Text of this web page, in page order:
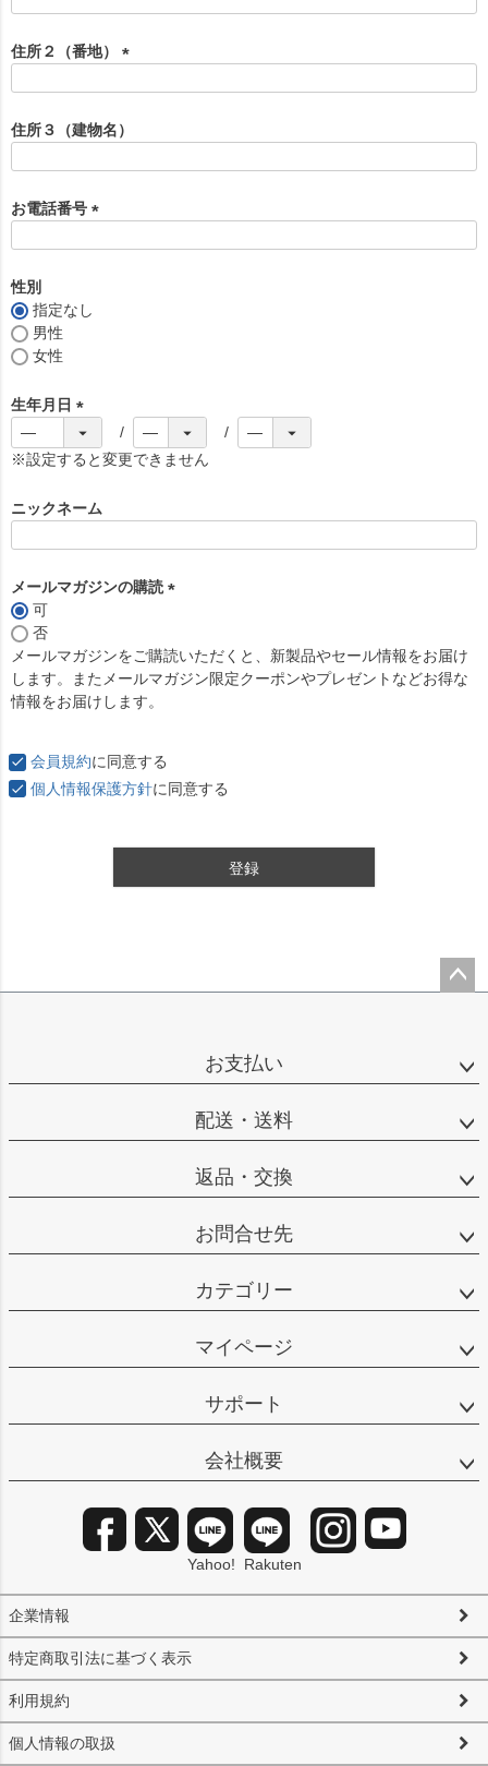
)
住所２（番地）
須
)
住所３（建物名）
お電話番号
性別
指定なし
男性
女性
生年月日
(
必
)
※設定すると変更できません
ニックネーム
メールマガジンの購読
須
)
可
否
メールマガジンをご購読いただくと、新製品やセール情報をお届け
します。またメールマガジン限定クーポンやプレゼントなどお得な
情報をお届けします。
会員規約に同意する
個人情報保護方針に同意する
登録
お支払い
配送・送料
返品・交換
お問合せ先
カテゴリー
マイページ
サポート
会社概要
企業情報
特定商取引法に基づく表示
利用規約
個人情報の取扱
Yahoo! Rakuten